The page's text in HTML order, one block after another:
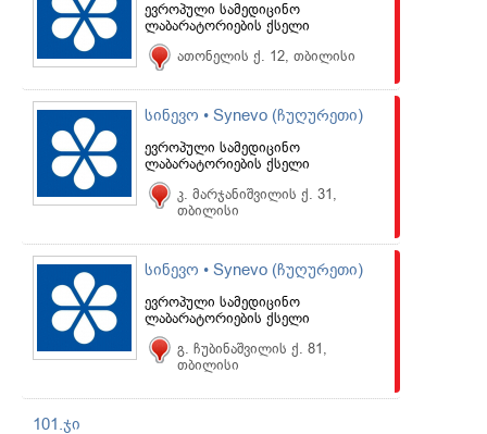
ევროპული სამედიცინო
ლაბარატორიების ქსელი
ათონელის ქ. 12, თბილისი
სინევო • Synevo (ჩუღურეთი)
ევროპული სამედიცინო
ლაბარატორიების ქსელი
კ. მარჯანიშვილის ქ. 31,
თბილისი
სინევო • Synevo (ჩუღურეთი)
ევროპული სამედიცინო
ლაბარატორიების ქსელი
გ. ჩუბინაშვილის ქ. 81,
თბილისი
101.ჯი